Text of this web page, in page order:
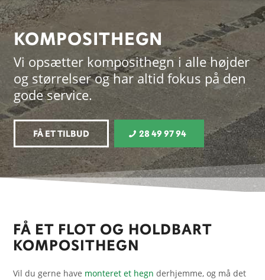
KOMPOSITHEGN
Vi opsætter komposithegn i alle højder
og størrelser og har altid fokus på den
gode service.
FÅ ET TILBUD 28 49 97 94
FÅ ET FLOT OG HOLDBART
KOMPOSITHEGN
Vil du gerne have monteret et hegn derhjemme, og må det